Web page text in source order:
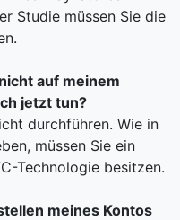
Studie müssen Sie die
auf meinem
jetzt tun?
durchführen. Wie in
müssen Sie ein
Technologie besitzen.
meines Kontos